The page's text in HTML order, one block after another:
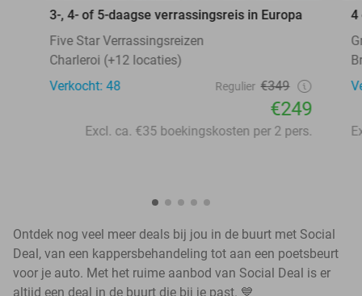
3-, 4- of 5-daagse verrassingsreis in Europa
Five Star Verrassingsreizen
Charleroi (+12 locaties)
Verkocht: 48
Regulier €349
€249
Excl. ca. €35 boekingskosten per 2 pers.
4
Ontdek nog veel meer deals bij jou in de buurt met Social
Deal, van een kappersbehandeling tot aan een poetsbeurt
voor je auto. Met het ruime aanbod van Social Deal is er
altijd een deal in de buurt die bij je past. 💙